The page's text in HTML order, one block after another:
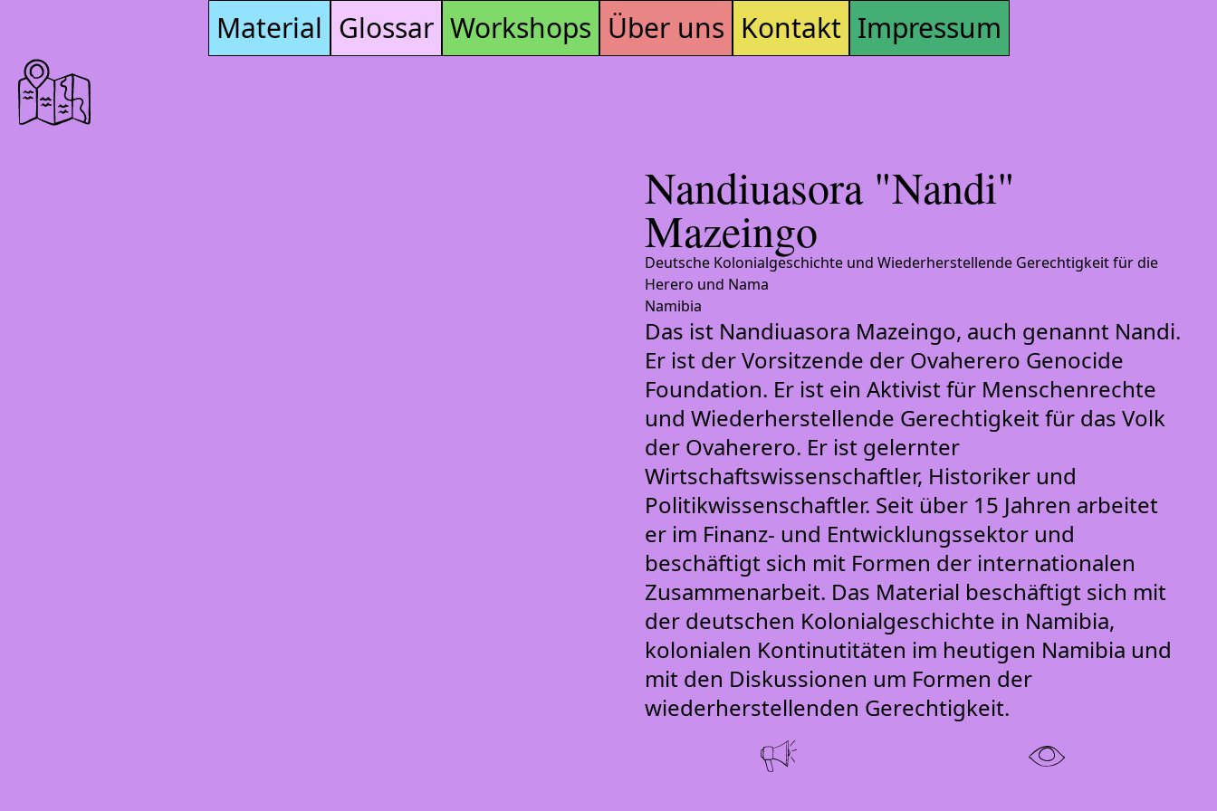
Material Glossar Workshops Über uns Kontakt Impressum
Nandiuasora "Nandi"
Mazeingo
Deutsche Kolonialgeschichte und Wiederherstellende Gerechtigkeit für die
Herero und Nama
Namibia
Das ist Nandiuasora Mazeingo, auch genannt Nandi.
Er ist der Vorsitzende der Ovaherero Genocide
Foundation. Er ist ein Aktivist für Menschenrechte
und Wiederherstellende Gerechtigkeit für das Volk
der Ovaherero. Er ist gelernter
Wirtschaftswissenschaftler, Historiker und
Politikwissenschaftler. Seit über 15 Jahren arbeitet
er im Finanz- und Entwicklungssektor und
beschäftigt sich mit Formen der internationalen
Zusammenarbeit. Das Material beschäftigt sich mit
der deutschen Kolonialgeschichte in Namibia,
kolonialen Kontinutitäten im heutigen Namibia und
mit den Diskussionen um Formen der
wiederherstellenden Gerechtigkeit.